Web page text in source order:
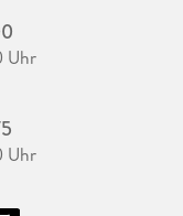
Uhr
Uhr